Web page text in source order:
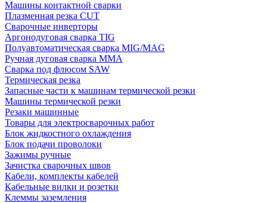
Машины контактной сварки
Плазменная резка CUT
Сварочные инверторы
Аргонодуговая сварка TIG
Полуавтоматическая сварка MIG/MAG
Ручная дуговая сварка MMA
Сварка под флюсом SAW
Термическая резка
Запасные части к машинам термической резки
Машины термической резки
Резаки машинные
Товары для электросварочных работ
Блок жидкостного охлаждения
Блок подачи проволоки
Зажимы ручные
Зачистка сварочных швов
Кабели, комплекты кабелей
Кабельные вилки и розетки
Клеммы заземления